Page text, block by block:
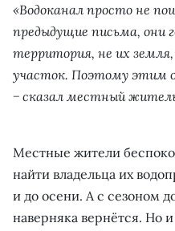
«Водоканал просто не
предыдущие письма, они
территория, не их
участок. Поэтому этим
− сказал местный
Местные жители
найти владельца их
и до осени. А с сезоном
наверняка вернётся. Но